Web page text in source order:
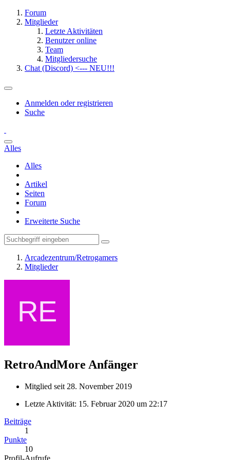
Forum
Mitglieder
Letzte Aktivitäten
Benutzer online
Team
Mitgliedersuche
Chat (Discord) <--- NEU!!!
Anmelden oder registrieren
Suche
Alles
Alles
Artikel
Seiten
Forum
Erweiterte Suche
Arcadezentrum/Retrogamers
Mitglieder
RetroAndMore Anfänger
Mitglied seit 28. November 2019
Letzte Aktivität: 15. Februar 2020 um 22:17
Beiträge
1
Punkte
10
Profil-Aufrufe